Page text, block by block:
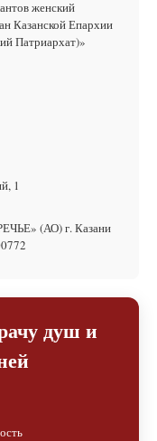
женский
Казанской Епархии
Патриархат)»
1
(АО) г. Казани
душ и